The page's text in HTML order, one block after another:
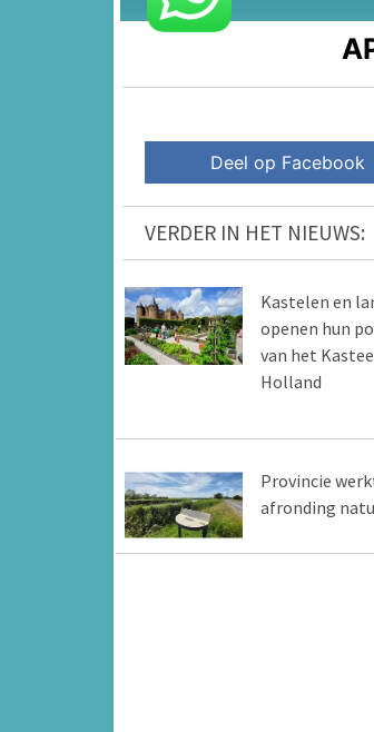
Deel op Facebook
VERDER IN HET NIEUWS:
Kastelen en
openen hun
van het
Holland
Provincie
afronding